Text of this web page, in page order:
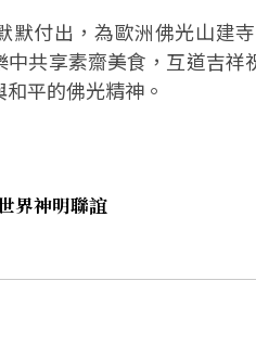
默付出，為歐洲佛光山建
共享素齋美食，互道吉
平的佛光精神。
界神明聯誼